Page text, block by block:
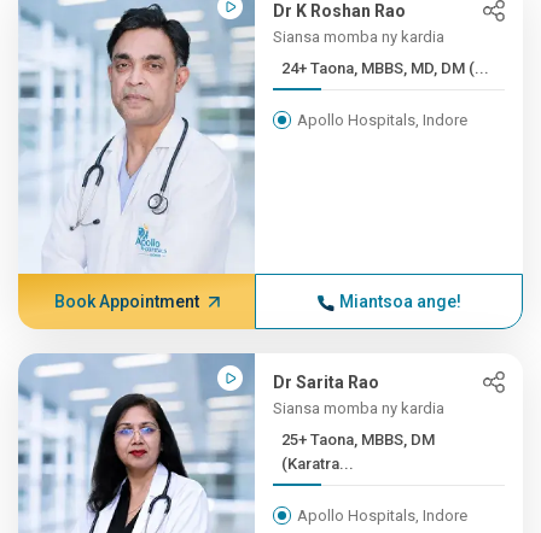
Dr K Roshan Rao
Siansa momba ny kardia
24+ Taona, MBBS, MD, DM (...
Apollo Hospitals, Indore
Book Appointment Miantsoa ange!
Dr Sarita Rao
Siansa momba ny kardia
25+ Taona, MBBS, DM
(Karatra...
Apollo Hospitals, Indore